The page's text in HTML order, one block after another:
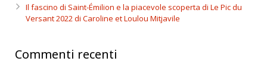
Il fascino di Saint-Émilion e la piacevole scoperta di Le Pic du
Versant 2022 di Caroline et Loulou Mitjavile
Commenti recenti